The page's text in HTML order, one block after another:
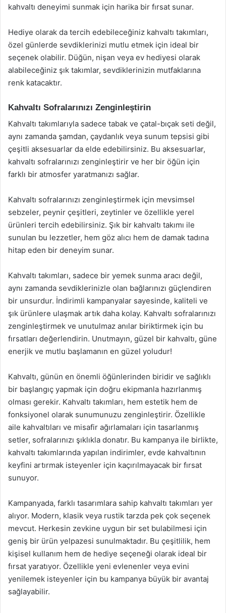
kahvaltı deneyimi sunmak için harika bir fırsat sunar.
Hediye olarak da tercih edebileceğiniz kahvaltı takımları,
özel günlerde sevdiklerinizi mutlu etmek için ideal bir
seçenek olabilir. Düğün, nişan veya ev hediyesi olarak
alabileceğiniz şık takımlar, sevdiklerinizin mutfaklarına
renk katacaktır.
Kahvaltı Sofralarınızı Zenginleştirin
Kahvaltı takımlarıyla sadece tabak ve çatal-bıçak seti değil,
aynı zamanda şamdan, çaydanlık veya sunum tepsisi gibi
çeşitli aksesuarlar da elde edebilirsiniz. Bu aksesuarlar,
kahvaltı sofralarınızı zenginleştirir ve her bir öğün için
farklı bir atmosfer yaratmanızı sağlar.
Kahvaltı sofralarınızı zenginleştirmek için mevsimsel
sebzeler, peynir çeşitleri, zeytinler ve özellikle yerel
ürünleri tercih edebilirsiniz. Şık bir kahvaltı takımı ile
sunulan bu lezzetler, hem göz alıcı hem de damak tadına
hitap eden bir deneyim sunar.
Kahvaltı takımları, sadece bir yemek sunma aracı değil,
aynı zamanda sevdiklerinizle olan bağlarınızı güçlendiren
bir unsurdur. İndirimli kampanyalar sayesinde, kaliteli ve
şık ürünlere ulaşmak artık daha kolay. Kahvaltı sofralarınızı
zenginleştirmek ve unutulmaz anılar biriktirmek için bu
fırsatları değerlendirin. Unutmayın, güzel bir kahvaltı, güne
enerjik ve mutlu başlamanın en güzel yoludur!
Kahvaltı, günün en önemli öğünlerinden biridir ve sağlıklı
bir başlangıç yapmak için doğru ekipmanla hazırlanmış
olması gerekir. Kahvaltı takımları, hem estetik hem de
fonksiyonel olarak sunumunuzu zenginleştirir. Özellikle
aile kahvaltıları ve misafir ağırlamaları için tasarlanmış
setler, sofralarınızı şıklıkla donatır. Bu kampanya ile birlikte,
kahvaltı takımlarında yapılan indirimler, evde kahvaltının
keyfini artırmak isteyenler için kaçırılmayacak bir fırsat
sunuyor.
Kampanyada, farklı tasarımlara sahip kahvaltı takımları yer
alıyor. Modern, klasik veya rustik tarzda pek çok seçenek
mevcut. Herkesin zevkine uygun bir set bulabilmesi için
geniş bir ürün yelpazesi sunulmaktadır. Bu çeşitlilik, hem
kişisel kullanım hem de hediye seçeneği olarak ideal bir
fırsat yaratıyor. Özellikle yeni evlenenler veya evini
yenilemek isteyenler için bu kampanya büyük bir avantaj
sağlayabilir.